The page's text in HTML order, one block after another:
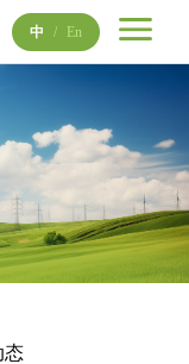
中 / En
态